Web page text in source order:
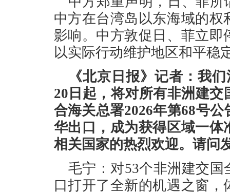
中方在台湾岛以东海域的
影响。中方敦促日、菲立
以实际行动维护地区和平稳
《北京日报》记者：我
20日起，将对所有非洲建
合海关总署2026年第68号
华出口，成为获得区域一
相关国家的热烈欢迎。请问
毛宁：对53个非洲建交
口打开了全新的机遇之窗